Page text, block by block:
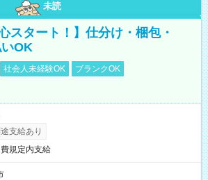
未読
スタート！】仕分け・梱包・
OK
社会人未経験OK
ブランクOK
支給あり
規定内支給